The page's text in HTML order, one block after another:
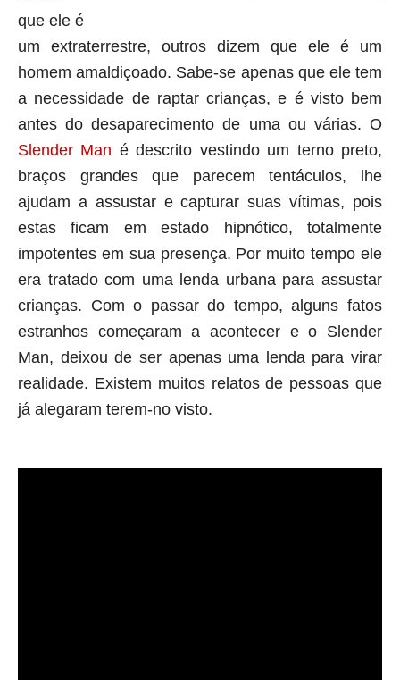
que ele é
um extraterrestre, outros dizem que ele é um
homem amaldiçoado. Sabe-se apenas que ele tem
a necessidade de raptar crianças, e é visto bem
antes do desaparecimento de uma ou várias. O
Slender Man é descrito vestindo um terno preto,
braços grandes que parecem tentáculos, lhe
ajudam a assustar e capturar suas vítimas, pois
estas ficam em estado hipnótico, totalmente
impotentes em sua presença. Por muito tempo ele
era tratado com uma lenda urbana para assustar
crianças. Com o passar do tempo, alguns fatos
estranhos começaram a acontecer e o Slender
Man, deixou de ser apenas uma lenda para virar
realidade. Existem muitos relatos de pessoas que
já alegaram terem-no visto.